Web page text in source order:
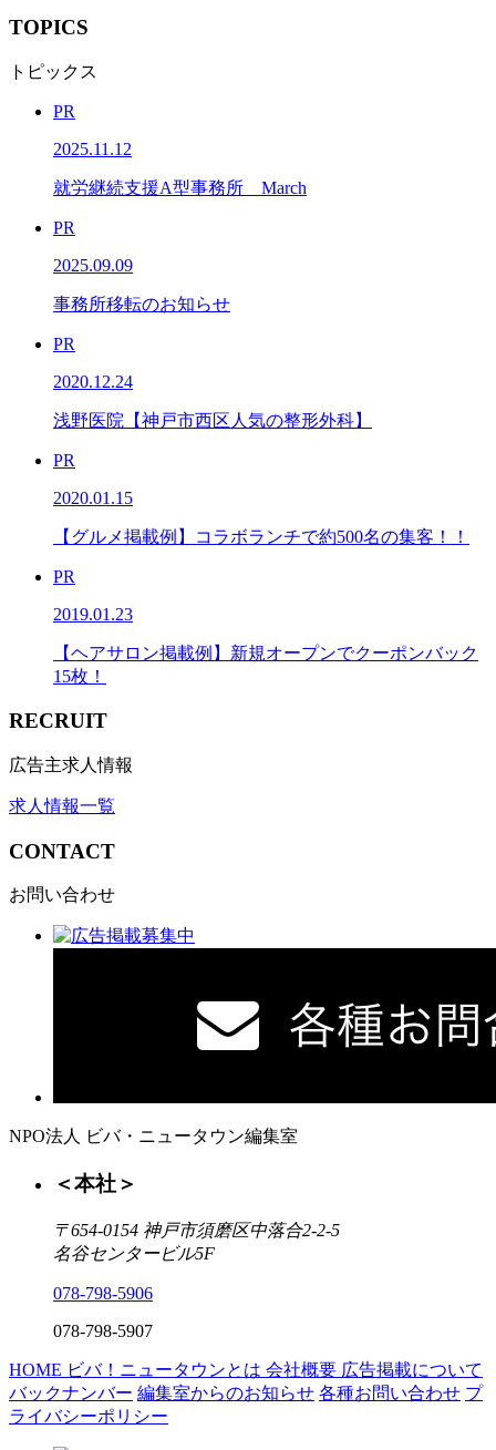
TOPICS
トピックス
PR
2025.11.12
就労継続支援A型事務所 March
PR
2025.09.09
事務所移転のお知らせ
PR
2020.12.24
浅野医院【神戸市西区人気の整形外科】
PR
2020.01.15
【グルメ掲載例】コラボランチで約500名の集客！！
PR
2019.01.23
【ヘアサロン掲載例】新規オープンでクーポンバック
15枚！
RECRUIT
広告主求人情報
求人情報一覧
CONTACT
お問い合わせ
NPO法人 ビバ・ニュータウン編集室
＜本社＞
〒654-0154 神戸市須磨区中落合2-2-5
名谷センタービル5F
078-798-5906
078-798-5907
HOME ビバ！ニュータウンとは 会社概要 広告掲載について
バックナンバー 編集室からのお知らせ 各種お問い合わせ プ
ライバシーポリシー